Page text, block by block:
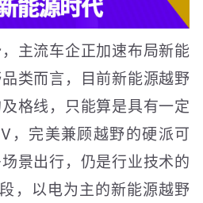
主流车企正加速布局新能
类而言，目前新能源越野
格线，只能算是具有一定
，完美兼顾越野的硬派可
景出行，仍是行业技术的
，以电为主的新能源越野